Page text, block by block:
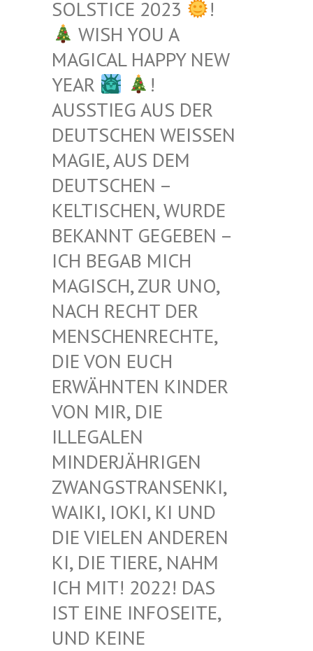
SOLSTICE 2023
!
WISH YOU A
MAGICAL HAPPY NEW
YEAR
!
AUSSTIEG AUS DER
DEUTSCHEN WEISSEN M
AGIE, AUS DEM D
EUTSCHEN – K
ELTISCHEN, WURDE B
EKANNT GEGEBEN – I
CH BEGAB MICH M
AGISCH, ZUR UNO, N
ACH RECHT DER M
ENSCHENRECHTE, D
IE VON EUCH E
RWÄHNTEN KINDER V
ON MIR, DIE I
LLEGALEN M
INDERJÄHRIGEN Z
WANGSTRANSENKI, W
AIKI, IOKI, KI UND D
IE VIELEN ANDEREN K
I, DIE TIERE, NAHM I
CH MIT! 2022! DAS I
ST EINE INFOSEITE, U
ND KEINE O